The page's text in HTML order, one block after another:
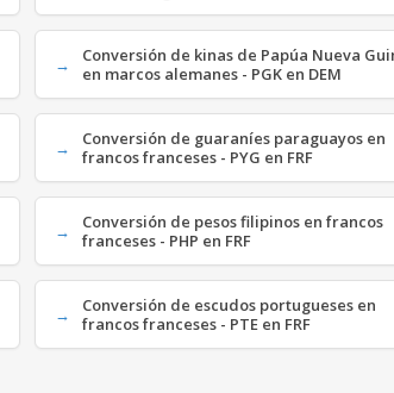
Conversión de kinas de Papúa Nueva
en marcos alemanes - PGK en DEM
Conversión de guaraníes paraguayos en
francos franceses - PYG en FRF
Conversión de pesos filipinos en francos
franceses - PHP en FRF
Conversión de escudos portugueses en
francos franceses - PTE en FRF